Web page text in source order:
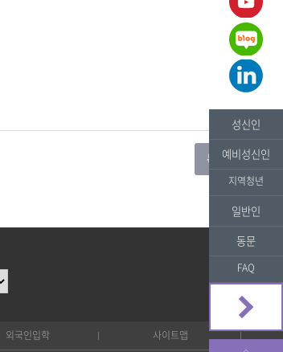
외국인입학 사이트맵
성신인
예비성신인
지역청년
일반인
동문
FAQ